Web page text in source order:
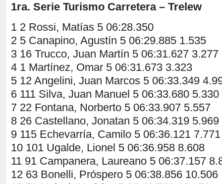
1ra. Serie Turismo Carretera – Trelew
1 2 Rossi, Matías 5 06:28.350
2 5 Canapino, Agustín 5 06:29.885 1.535
3 16 Trucco, Juan Martín 5 06:31.627 3.277
4 1 Martínez, Omar 5 06:31.673 3.323
5 12 Angelini, Juan Marcos 5 06:33.349
6 111 Silva, Juan Manuel 5 06:33.680 5.330
7 22 Fontana, Norberto 5 06:33.907 5.557
8 26 Castellano, Jonatan 5 06:34.319 5.969
9 115 Echevarría, Camilo 5 06:36.121 7.771
10 101 Ugalde, Lionel 5 06:36.958 8.608
11 91 Campanera, Laureano 5 06:37.157
12 63 Bonelli, Próspero 5 06:38.856 10.506